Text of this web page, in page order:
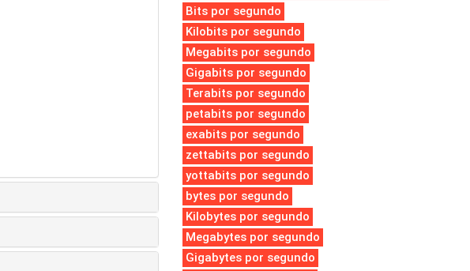
Bits por segundo
Kilobits por segundo
Megabits por segundo
Gigabits por segundo
Terabits por segundo
petabits por segundo
exabits por segundo
zettabits por segundo
yottabits por segundo
bytes por segundo
Kilobytes por segundo
Megabytes por segundo
Gigabytes por segundo